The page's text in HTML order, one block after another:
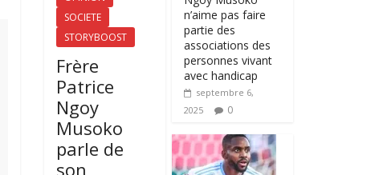
SOCIETE
STORYBOOST
Frère
Patrice
Ngoy
Musoko
parle de
son
n’aime pas faire
partie des
associations des
personnes vivant
avec handicap
septembre 6,
2025
0